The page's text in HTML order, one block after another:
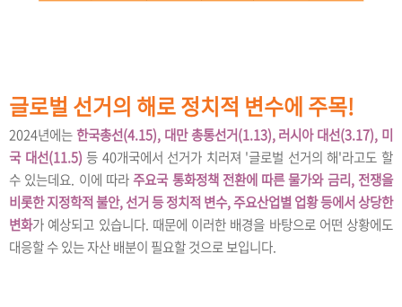
글로벌 선거의 해로 정치적 변수에 주목!
2024년에는한국총선(4.15), 대만 총통선거(1.13), 러시아 대선(3.17), 미
국 대선(11.5) 등 40개국에서 선거가 치러져 '글로벌 선거의 해'라고도 할
수 있는데요. 이에 따라주요국 통화정책 전환에 따른 물가와 금리, 전쟁을
비롯한 지정학적 불안, 선거 등 정치적 변수, 주요산업별 업황 등에서 상당한
변화가 예상되고 있습니다. 때문에 이러한 배경을 바탕으로 어떤 상황에도
대응할 수 있는 자산 배분이 필요할 것으로 보입니다.